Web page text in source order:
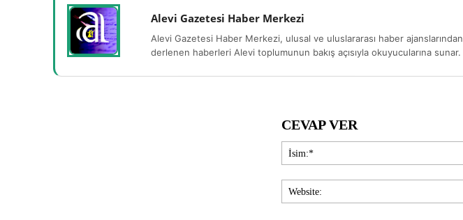
Alevi Gazetesi Haber Merkezi
Alevi Gazetesi Haber Merkezi, ulusal ve uluslararası haber ajanslarından
derlenen haberleri Alevi toplumunun bakış açısıyla okuyucularına sunar.
CEVAP VER